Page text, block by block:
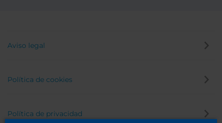
Aviso legal
Política de cookies
Política de privacidad